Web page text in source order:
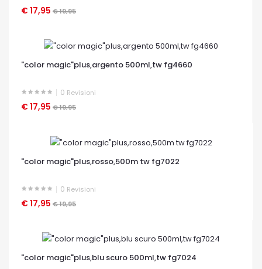
€ 17,95 € 19,95
OCCHIATA VELOCE
"color magic"plus,argento 500ml,tw fg4660
0 Revisioni
€ 17,95 € 19,95
OCCHIATA VELOCE
"color magic"plus,rosso,500m tw fg7022
0 Revisioni
€ 17,95 € 19,95
OCCHIATA VELOCE
"color magic"plus,blu scuro 500ml,tw fg7024